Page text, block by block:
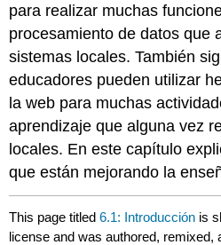
para realizar muchas
procesamiento de datos que
sistemas locales. También
educadores pueden utilizar
la web para muchas
aprendizaje que alguna vez
locales. En este capítulo
que están mejorando la
This page titled6.1: Introducción is
license and was authored, remixed,